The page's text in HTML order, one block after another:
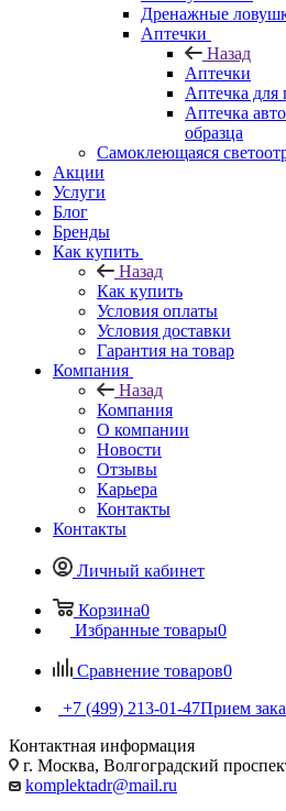
Дренажные
Аптечки
Назад
Аптечки
Аптечка для
Аптечка
образца
Самоклеющаяся
Акции
Услуги
Блог
Бренды
Как купить
Назад
Как купить
Условия оплаты
Условия доставки
Гарантия на товар
Компания
Назад
Компания
О компании
Новости
Отзывы
Карьера
Контакты
Контакты
Личный кабинет
Корзина0
Избранные товары0
Сравнение товаров0
+7 (499) 213-01-47Прием
Контактная информация
г. Москва, Волгоградский
komplektadr@mail.ru